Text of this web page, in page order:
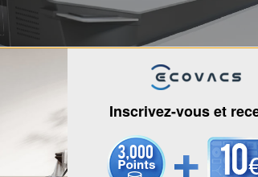
Inscrivez-vous et